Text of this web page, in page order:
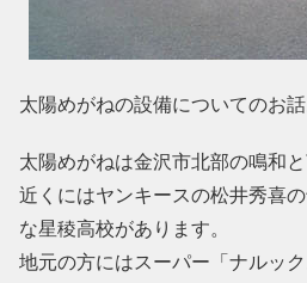
太陽めがねの設備についてのお話
太陽めがねは金沢市北部の鳴和
近くにはヤンキースの松井秀喜
な星稜高校があります。
地元の方にはスーパー「ナルッ